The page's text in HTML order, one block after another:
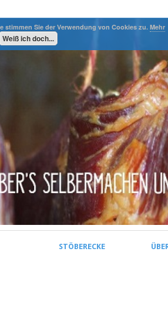
STÖBERECKE
stimmen Sie der Verwendung von Cookies zu. Mehr
Weiß ich doch...